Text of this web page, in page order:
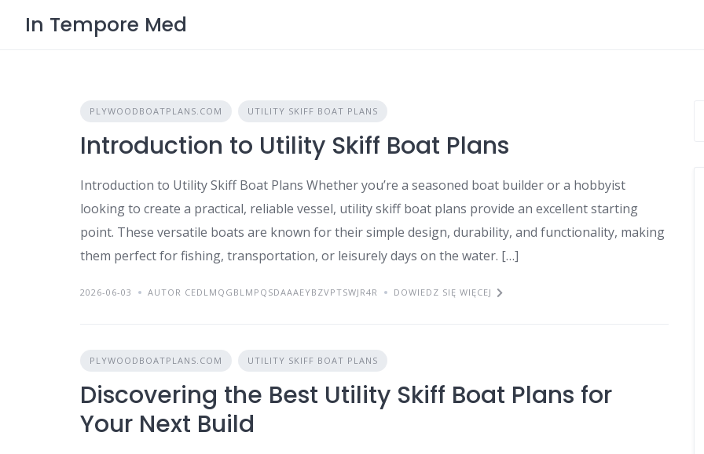
In Tempore Med
PLYWOODBOATPLANS.COM UTILITY SKIFF BOAT PLANS
Introduction to Utility Skiff Boat Plans
Introduction to Utility Skiff Boat Plans Whether you’re a seasoned boat builder or a hobbyist
looking to create a practical, reliable vessel, utility skiff boat plans provide an excellent starting
point. These versatile boats are known for their simple design, durability, and functionality, making
them perfect for fishing, transportation, or leisurely days on the water. […]
2026-06-03 AUTOR CEDLMQGBLMPQSDAAAEYBZVPTSWJR4R DOWIEDZ SIĘ WIĘCEJ
PLYWOODBOATPLANS.COM UTILITY SKIFF BOAT PLANS
Discovering the Best Utility Skiff Boat Plans for
Your Next Build